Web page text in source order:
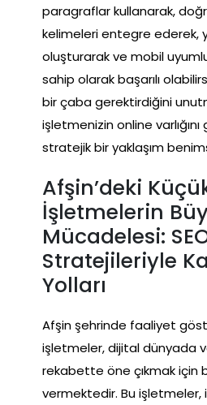
paragraflar kullanarak,
kelimeleri entegre ederek,
oluşturarak ve mobil
sahip olarak başarılı
bir çaba gerektirdiğini
işletmenizin online
stratejik bir yaklaşım
Afşin’deki
İşletmelerin
Mücadelesi:
Stratejileriyle
Yolları
Afşin şehrinde faaliyet
işletmeler, dijital dünyada
rekabette öne çıkmak için
vermektedir. Bu